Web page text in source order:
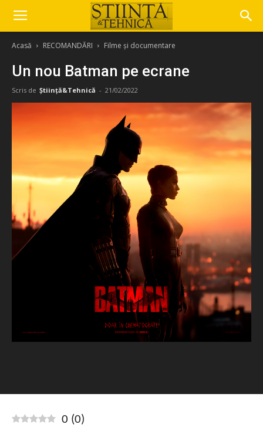
Acasă RECOMANDĂRI Filme și documentare
Un nou Batman pe ecrane
Scris de Știință&Tehnică - 21/02/2022
0 (0)